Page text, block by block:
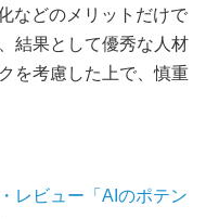
などのメリットだけで
結果として優秀な人材
を考慮した上で、慎重
レビュー「AIのポテン